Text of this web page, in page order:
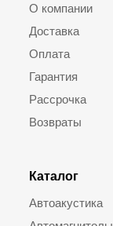
О компании
Доставка
Оплата
Гарантия
Рассрочка
Возвраты
Каталог
Автоакустика